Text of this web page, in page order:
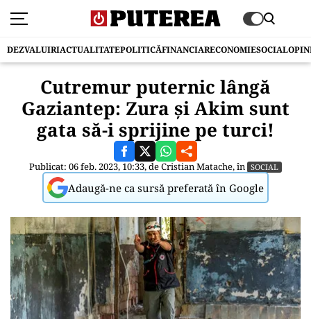
DEZVALUIRIACTUALITATEPOLITICĂFINANCIARECONOMIESOCIAL
Cutremur puternic lângă
Gaziantep: Zura și Akim sunt
gata să-i sprijine pe turci!
Publicat: 06 feb. 2023, 10:33, deCristian Matache, în SOCIAL
Adaugă-ne ca sursă preferată în Google